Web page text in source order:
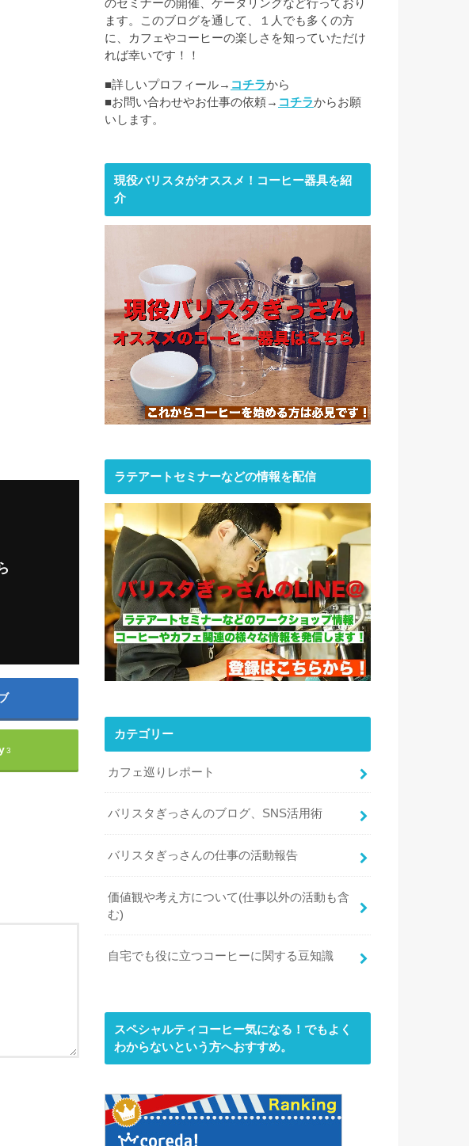
3
のセミナーの開催、ケータリングなど行っており
ます。このブログを通して、１人でも多くの方
に、カフェやコーヒーの楽しさを知っていただけ
れば幸いです！！
■詳しいプロフィール→ コチラから
■お問い合わせやお仕事の依頼→ コチラからお願
いします。
現役バリスタがオススメ！コーヒー器具を紹
介
ラテアートセミナーなどの情報を配信
カテゴリー
カフェ巡りレポート
バリスタぎっさんのブログ、SNS活用術
バリスタぎっさんの仕事の活動報告
価値観や考え方について(仕事以外の活動も含
む)
自宅でも役に立つコーヒーに関する豆知識
スペシャルティコーヒー気になる！でもよく
わからないという方へおすすめ。